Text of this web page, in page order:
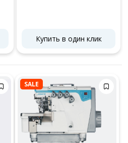
Купить в один клик
SALE